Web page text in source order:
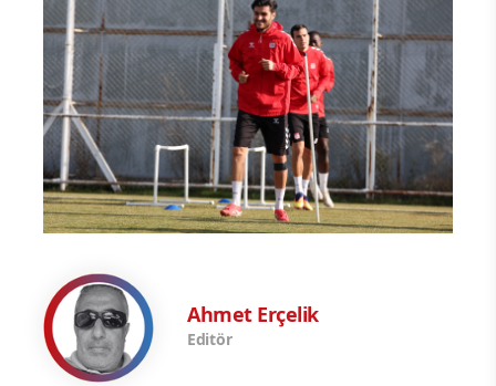
Ahmet Erçelik
Editör